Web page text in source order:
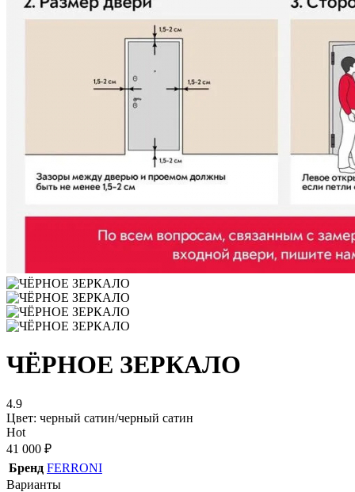
ЧЁРНОЕ ЗЕРКАЛО
4.9
Цвет: черный сатин/черный сатин
Hot
41 000 ₽
Бренд FERRONI
Варианты